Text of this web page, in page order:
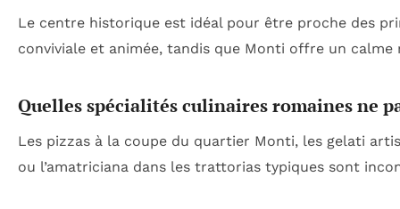
Le centre historique est idéal pour être proche des
conviviale et animée, tandis que Monti offre un calme
Quelles spécialités culinaires romaines ne
Les pizzas à la coupe du quartier Monti, les gelati
ou l’amatriciana dans les trattorias typiques sont